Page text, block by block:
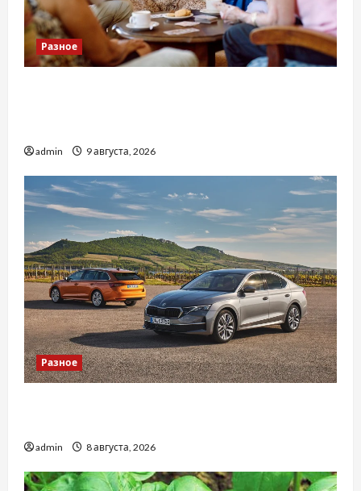
Разное
admin 9 августа, 2026
Разное
admin 8 августа, 2026